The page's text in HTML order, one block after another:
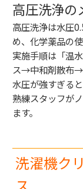
高圧洗浄の
高圧洗浄は水圧
め、化学薬品の
実施手順は「温
ス→中和剤散布→
水圧が強すぎる
熟練スタッフが
ます。
洗濯機ク